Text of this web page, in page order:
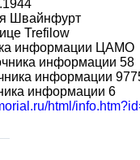
Швайнфурт
Trefilow
информации ЦАМО
информации 58
информации
информации 6
html/